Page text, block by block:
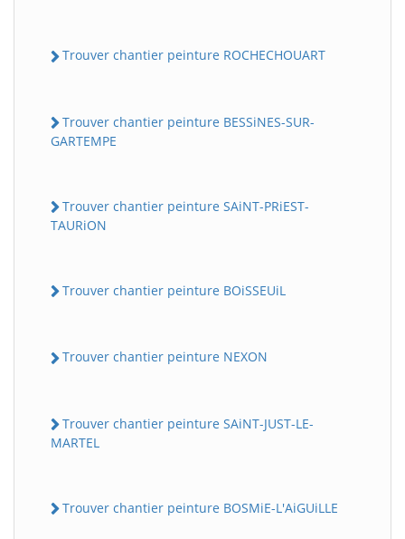
Trouver chantier peinture ROCHECHOUART
Trouver chantier peinture BESSiNES-SUR-
GARTEMPE
Trouver chantier peinture SAiNT-PRiEST-
TAURiON
Trouver chantier peinture BOiSSEUiL
Trouver chantier peinture NEXON
Trouver chantier peinture SAiNT-JUST-LE-
MARTEL
Trouver chantier peinture BOSMiE-L'AiGUiLLE